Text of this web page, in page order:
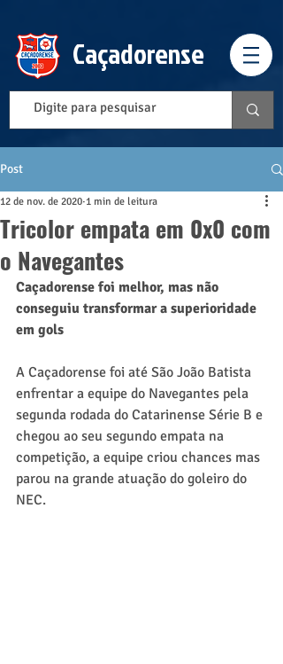
Caçadorense
Post
Tricolor empata em 0x0 com
o Navegantes
12 de nov. de 2020 1 min de leitura
Caçadorense foi melhor, mas não
conseguiu transformar a superioridade
em gols
A Caçadorense foi até São João Batista
enfrentar a equipe do Navegantes pela
segunda rodada do Catarinense Série B e
chegou ao seu segundo empata na
competição, a equipe criou chances mas
parou na grande atuação do goleiro do
NEC.